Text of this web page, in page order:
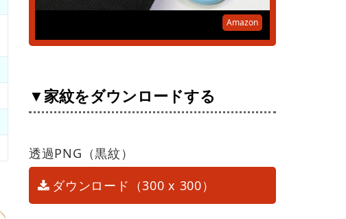
Amazon
▼家紋をダウンロードする
透過PNG（黒紋）
ダウンロード（300 x 300）